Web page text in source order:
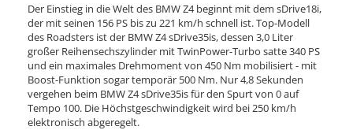
Der Einstieg in die Welt des BMW Z4 beginnt mit dem sDrive18i,
der mit seinen 156 PS bis zu 221 km/h schnell ist. Top-Modell
des Roadsters ist der BMW Z4 sDrive35is, dessen 3,0 Liter
großer Reihensechszylinder mit TwinPower-Turbo satte 340 PS
und ein maximales Drehmoment von 450 Nm mobilisiert - mit
Boost-Funktion sogar temporär 500 Nm. Nur 4,8 Sekunden
vergehen beim BMW Z4 sDrive35is für den Spurt von 0 auf
Tempo 100. Die Höchstgeschwindigkeit wird bei 250 km/h
elektronisch abgeregelt.